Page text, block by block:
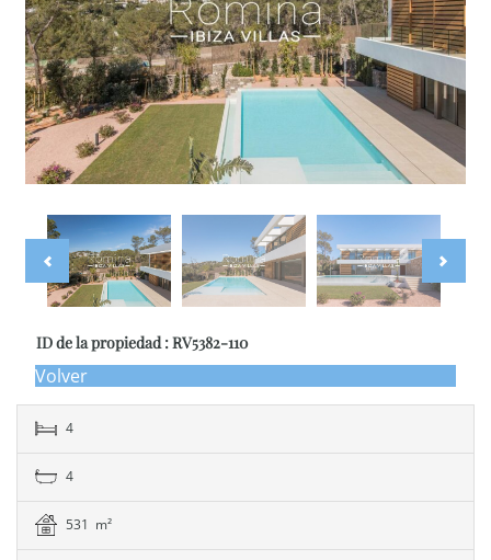
ID de la propiedad : RV5382-110
Volver
4
4
531 m²